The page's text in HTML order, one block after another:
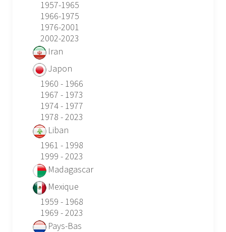
1957-1965
1966-1975
1976-2001
2002-2023
Iran
Japon
1960 - 1966
1967 - 1973
1974 - 1977
1978 - 2023
Liban
1961 - 1998
1999 - 2023
Madagascar
Mexique
1959 - 1968
1969 - 2023
Pays-Bas